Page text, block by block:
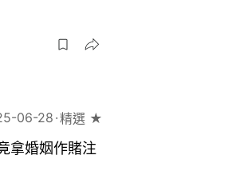
06-28 精選 ★
拿婚姻作賭注